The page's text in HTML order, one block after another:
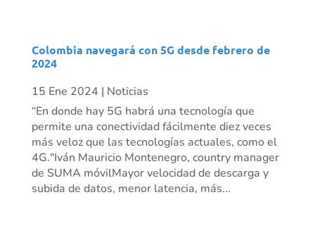
Colombia navegará con 5G desde febrero de
2024
15 Ene 2024 | Noticias
“En donde hay 5G habrá una tecnología que
permite una conectividad fácilmente diez veces
más veloz que las tecnologías actuales, como el
4G."Iván Mauricio Montenegro, country manager
de SUMA móvilMayor velocidad de descarga y
subida de datos, menor latencia, más...